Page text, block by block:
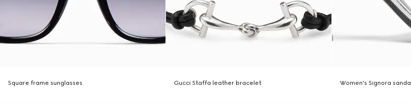
Square frame sunglasses Gucci Staffa leather bracelet Women's Signora sandal